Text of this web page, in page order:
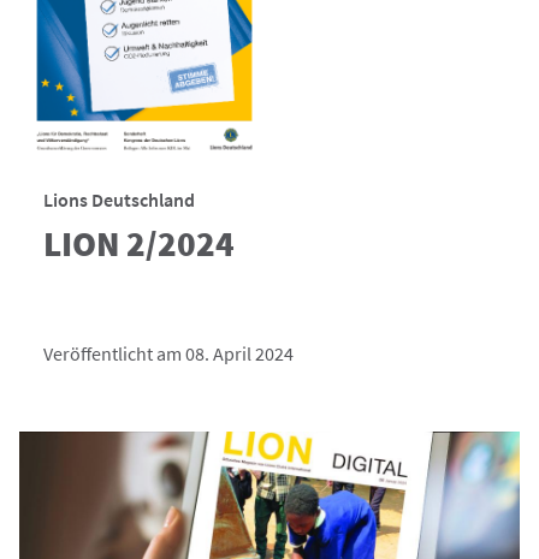
Lions Deutschland
LION 2/2024
Veröffentlicht am 08. April 2024